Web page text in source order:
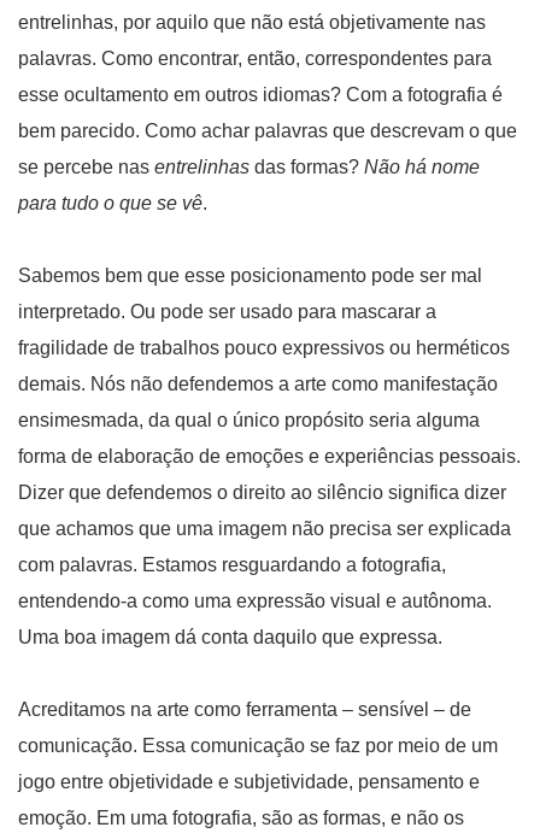
entrelinhas, por aquilo que não está objetivamente nas
palavras. Como encontrar, então, correspondentes para
esse ocultamento em outros idiomas? Com a fotografia é
bem parecido. Como achar palavras que descrevam o que
se percebe nas entrelinhas das formas? Não há nome
para tudo o que se vê.
Sabemos bem que esse posicionamento pode ser mal
interpretado. Ou pode ser usado para mascarar a
fragilidade de trabalhos pouco expressivos ou herméticos
demais. Nós não defendemos a arte como manifestação
ensimesmada, da qual o único propósito seria alguma
forma de elaboração de emoções e experiências pessoais.
Dizer que defendemos o direito ao silêncio significa dizer
que achamos que uma imagem não precisa ser explicada
com palavras. Estamos resguardando a fotografia,
entendendo-a como uma expressão visual e autônoma.
Uma boa imagem dá conta daquilo que expressa.
Acreditamos na arte como ferramenta – sensível – de
comunicação. Essa comunicação se faz por meio de um
jogo entre objetividade e subjetividade, pensamento e
emoção. Em uma fotografia, são as formas, e não os